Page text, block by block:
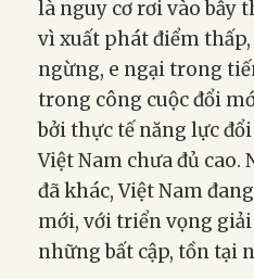
là nguy cơ rơi vào bẫy
vì xuất phát điểm
ngừng, e ngại trong
trong công cuộc đổi
bởi thực tế năng lực
Việt Nam chưa đủ cao.
đã khác, Việt Nam
mới, với triển vọng giải
những bất cập, tồn tại